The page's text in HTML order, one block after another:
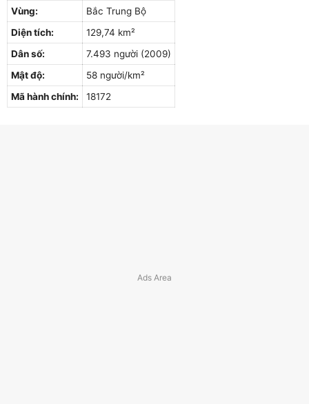
Vùng:
Bắc Trung Bộ
Diện tích:
129,74 km²
Dân số:
7.493 người (2009)
Mật độ:
58 người/km²
Mã hành chính:
18172